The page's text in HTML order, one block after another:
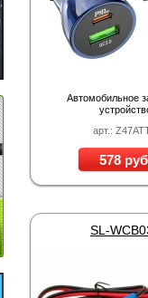
арт.:
Автомобильное
578
SL-